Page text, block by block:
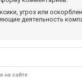
угроз или
деятельность
на сайте